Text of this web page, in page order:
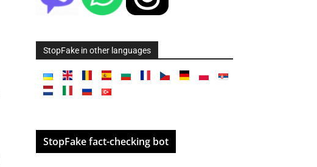
StopFake in other languages
StopFake fact-checking bot